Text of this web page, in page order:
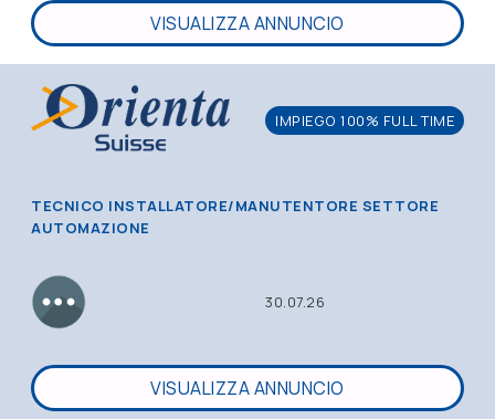
VISUALIZZA ANNUNCIO
IMPIEGO 100% FULL TIME
TECNICO INSTALLATORE/MANUTENTORE SETTORE
AUTOMAZIONE
30.07.26
VISUALIZZA ANNUNCIO